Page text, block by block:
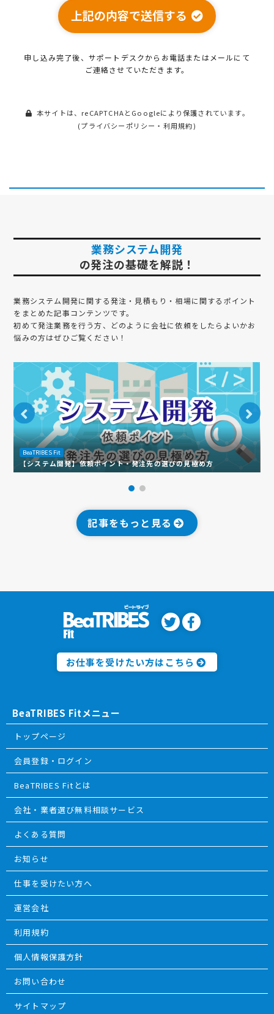
上記の内容で送信する
申し込み完了後、サポートデスクから お電話またはメールにて
ご連絡させていただきます。
本サイトは、reCAPTCHAとGoogleにより保護されています。
(プライバシーポリシー ・ 利用規約)
業務システム開発
の発注の基礎を解説！
業務システム開発に関する発注・見積もり・相場に関するポイント
をまとめた記事コンテンツです。
初めて発注業務を行う方、どのように会社に依頼をしたらよいかお
悩みの方はぜひご覧ください！
BeaTRIBES Fit
【システム開発】依頼ポイント・発注先の選びの見極め方
記事をもっと見る
お仕事を受けたい方はこちら
BeaTRIBES Fitメニュー
トップページ
会員登録・ログイン
BeaTRIBES Fitとは
会社・業者選び無料相談サービス
よくある質問
お知らせ
仕事を受けたい方へ
運営会社
利用規約
個人情報保護方針
お問い合わせ
サイトマップ